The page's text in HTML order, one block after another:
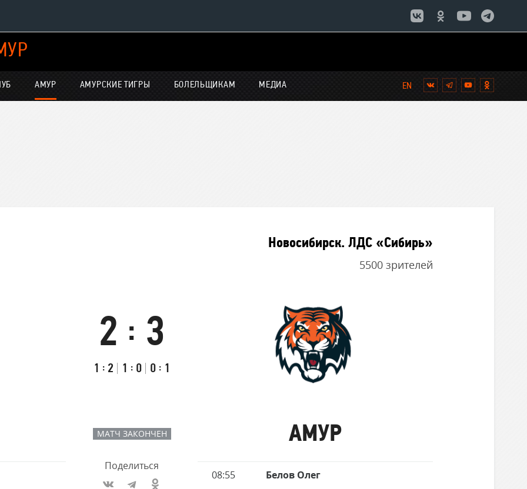
Дивизион Харламова
Автомобилист
АМУР АМУРСКИЕ ТИГРЫ БОЛЕЛЬЩИКАМ МЕДИА Вконтакте
Telegram
YouTube
Новосибирск. ЛДС «Сибирь»
5500 зрителей
встречи
Итоговый
2 : 3
Счёт
таймам
Первый
1 : 2
Второй
1 : 0
Третий
0 : 1
Амур
МАТЧ ЗАКОНЧЕН
Поделиться
АМУР
Время
Имя
08:55 Белов Олег